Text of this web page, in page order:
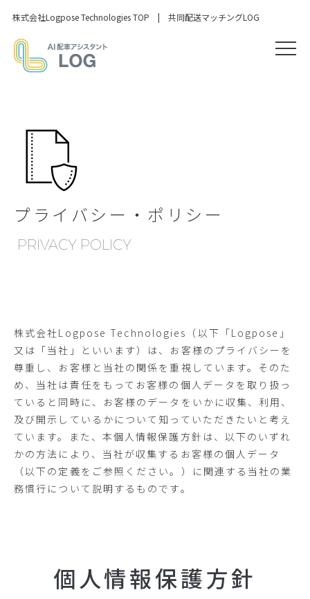
株式会社Logpose Technologies TOP | 共同配送マッチングLOG
プライバシー・ポリシー
PRIVACY POLICY
株式会社Logpose Technologies（以下「Logpose」
又は「当社」といいます）は、お客様のプライバシーを
尊重し、お客様と当社の関係を重視しています。そのた
め、当社は責任をもってお客様の個人データを取り扱っ
ていると同時に、お客様のデータをいかに収集、利用、
及び開示しているかについて知っていただきたいと考え
ています。また、本個人情報保護方針は、以下のいずれ
かの方法により、当社が収集するお客様の個人データ
（以下の定義をご参照ください。）に関連する当社の業
務慣行について説明するものです。
個人情報保護方針